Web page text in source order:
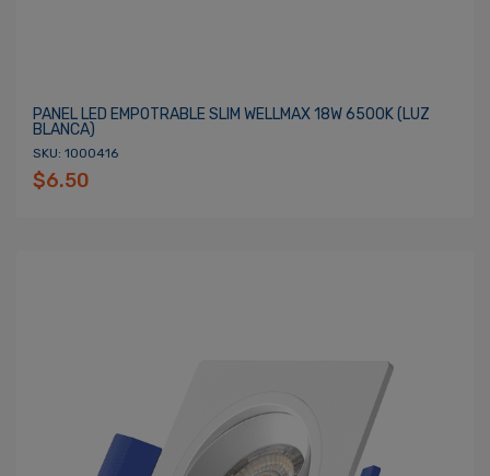
PANEL LED EMPOTRABLE SLIM WELLMAX 18W 6500K (LUZ
BLANCA)
SKU: 1000416
$6.50